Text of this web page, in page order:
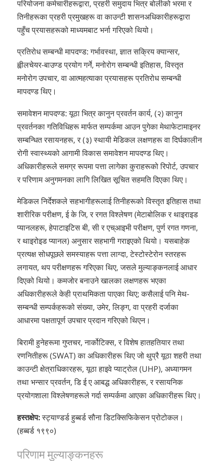
परियोजना कर्मचारीहरूद्वारा, प्रहरी समुदाय भित्र बोलीको भरमा र
तिनीहरूका प्रहरी प्रमुखहरू वा काउन्टी शासनअधिकारीहरूद्वारा
पहुँच प्रयासहरूको माध्यमबाट भर्ना गरिएको थियो।
प्रतिरोध सम्बन्धी मापदण्ड: गर्भावस्था, ज्ञात सक्रिय क्यान्सर,
ह्वीलचेयर-बाउण्ड प्रयोग गर्ने, मनोरोग सम्बन्धी इतिहास, विस्तृत
मनोरोग उपचार, वा आत्महत्याका प्रयासहरू प्रतिरोध सम्बन्धी
मापदण्ड थिए।
समावेशन मापदण्ड: यूठा भित्र कानुन प्रवर्तन कार्य, (२) कानुन
प्रवर्तनका गतिविधिहरू मार्फत सम्पर्कमा आउन पुगेका मेथाफेटामाइनर
सम्बन्धित रसायनहरू, र (३) स्थायी मेडिकल लक्षणहरू वा दिर्घकालीन
रोगी स्वास्थ्यको आगामी विकास समावेशन मापदण्ड थिए।
अधिकारीहरूले समग्र रूपमा पत्ता लागेका कुराहरूको रिपोर्ट, उपचार
र परिणाम अनुगमनका लागि लिखित सूचित सहमति दिएका थिए।
मेडिकल निर्देशकले सहभागीहरूलाई तिनीहरूको विस्तृत इतिहास तथा
शारीरिक परीक्षण, ई के जि, र रगत विश्लेषण (मेटाबोलिक र थाइराइड
प्यानलहरू, हेपाटाइटिस बी, सी र एच्आइभी परीक्षण, पुर्ण रगत गणना,
र थाइरोइड प्यानल) अनुसार सहभागी गराइएको थियो। यसबाहेक
प्रत्यक्ष सोधपूछले समस्याहरू पत्ता लाग्दा, टेस्टोस्टेरोन स्तरहरू
लगायत, थप परीक्षणहरू गरिएका थिए, जसले मुल्याङ्कनलाई आधार
दिएको थियो। कमजोर बनाउने खालका लक्षणहरू भएका
अधिकारीहरूले केही प्राथमिकता पाएका थिए; कसैलाई पनि मेथ-
सम्बन्धी सम्पर्कहरूको संख्या, उमेर, लिङ्ग, वा प्रहरी दर्जाका
आधारमा पक्षतापूर्ण उपचार प्रदान गरिएको थिएन।
बिरामी हुनेहरूमा गुप्तचर, नार्कोटिक्स, र विशेष हातहतियार तथा
रणनितीहरू (SWAT) का अधिकारीहरू थिए जो थुप्रै यूठा शहरी तथा
काउन्टी क्षेत्राधिकारहरू, यूठा हाइवे प्याट्रोल (UHP), अध्यागमन
तथा भन्सार प्रवर्तन, डि ई ए आबद्ध अधिकारीहरू, र रसायनिक
प्रयोगशाला विश्लेषणहरूले गर्दा सम्पर्कमा आएका अधिकारीहरू थिए।
हस्तक्षेप:स्ट्याण्डर्ड हुब्बर्ड सौना डिटक्सिफिकेसन प्रोटोकल।
(हब्बर्ड १९९०)
परिणाम मुल्याङ्कनहरू